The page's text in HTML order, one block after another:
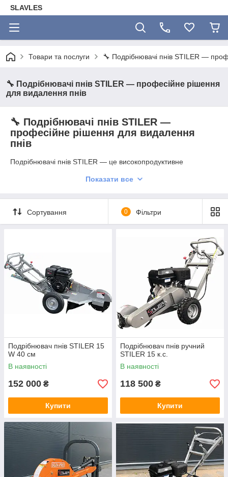
SLAVLES
Товари та послуги 🔧 Подрібнювачі пнів STILER —
🔧 Подрібнювачі пнів STILER — професійне рішення
для видалення пнів
🔧 Подрібнювачі пнів STILER —
професійне рішення для видалення
пнів
Подрібнювачі пнів STILER — це високопродуктивне
дерев. Машини призначені для роботи в садах, парках, на
комунальному секторі. Вони легко справляються навіть із
твердими породами деревини, залишаючи рівну поверхню
✅ Надійні бензинові або дизельні двигуни потужністю
13–25 к.с.
✅ Робочий ротор зі спеціальними карбідними зубами
✅ Простота керування та висока маневреність
✅ Можливість регулювання глибини подрібнення до
300 мм
✅ Надійна конструкція, що витримує великі
Показати все
Сортування 0 Фільтри
Подрібнювач пнів STILER 15
W 40 см
В наявності
152 000 ₴
Купити
Подрібнювач пнів ручний
STILER 15 к.с.
В наявності
118 500 ₴
Купити